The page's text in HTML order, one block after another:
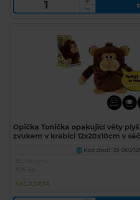
Opička Tonička opakující věty
zvukem v krabici 12x20x10cm v
U
Kód zboží: 33-060/
SKLADEM